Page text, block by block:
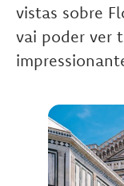
vistas sobre
vai poder ver